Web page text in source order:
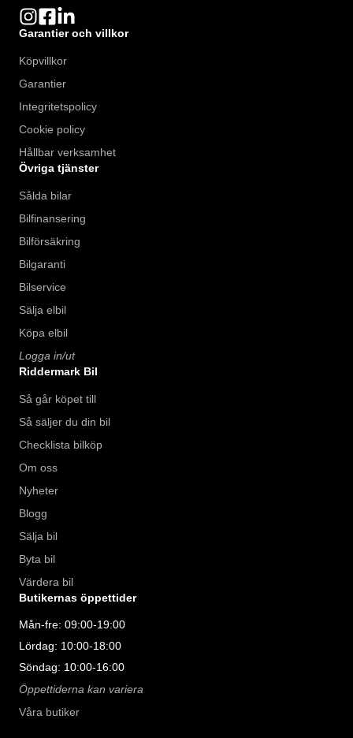
Garantier och villkor
Köpvillkor
Garantier
Integritetspolicy
Cookie policy
Hållbar verksamhet
Övriga tjänster
Sålda bilar
Bilfinansering
Bilförsäkring
Bilgaranti
Bilservice
Sälja elbil
Köpa elbil
Logga in/ut
Riddermark Bil
Så går köpet till
Så säljer du din bil
Checklista bilköp
Om oss
Nyheter
Blogg
Sälja bil
Byta bil
Värdera bil
Butikernas öppettider
Mån-fre: 09:00-19:00
Lördag: 10:00-18:00
Söndag: 10:00-16:00
Öppettiderna kan variera
Våra butiker